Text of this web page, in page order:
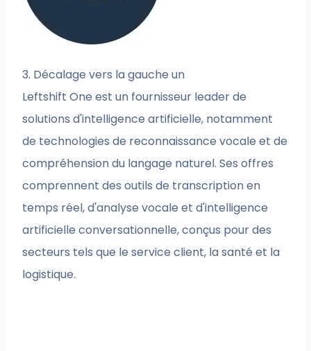
3. Décalage vers la gauche un
Leftshift One est un fournisseur leader de
solutions d'intelligence artificielle, notamment
de technologies de reconnaissance vocale et de
compréhension du langage naturel. Ses offres
comprennent des outils de transcription en
temps réel, d'analyse vocale et d'intelligence
artificielle conversationnelle, conçus pour des
secteurs tels que le service client, la santé et la
logistique.